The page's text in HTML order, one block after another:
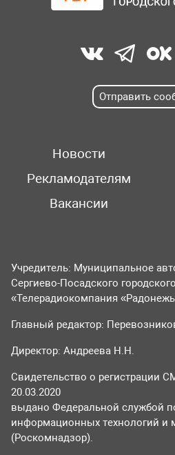
Отправить
Новости
Рекламодателям
Вакансии
Учредитель: Муниципальное
Сергиево-Посадского
«Телерадиокомпания
Главный редактор:
Директор: Андреева Н.Н.
Свидетельство о регистрации
20.03.2020
выдано Федеральной службой
информационных технологий и
(Роскомнадзор).